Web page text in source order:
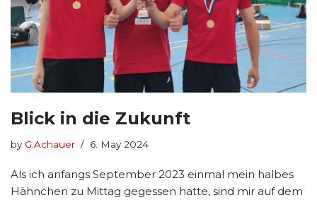
Blick in die Zukunft
by G.Achauer 6. May 2024
Als ich anfangs September 2023 einmal mein halbes
Hähnchen zu Mittag gegessen hatte, sind mir auf dem